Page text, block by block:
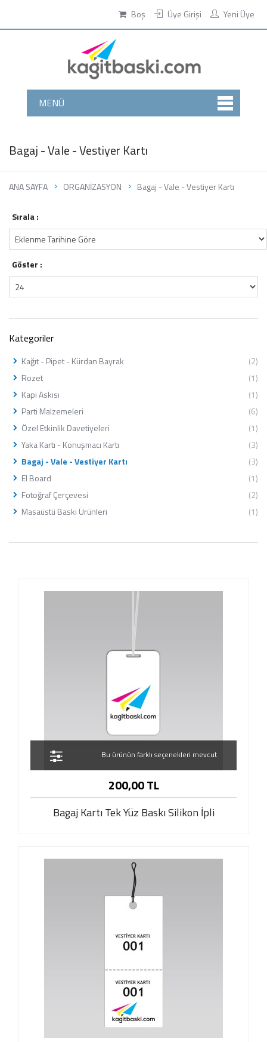
Boş Üye Girişi Yeni Üye
MENÜ
Bagaj - Vale - Vestiyer Kartı
ANA SAYFA ORGANİZASYON Bagaj - Vale - Vestiyer Kartı
Sırala :
Göster :
Kategoriler
Kağıt - Pipet - Kürdan Bayrak
(2)
Rozet
(1)
Kapı Askısı
(1)
Parti Malzemeleri
(6)
Özel Etkinlik Davetiyeleri
(1)
Yaka Kartı - Konuşmacı Kartı
(3)
Bagaj - Vale - Vestiyer Kartı
(3)
El Board
(1)
Fotoğraf Çerçevesi
(2)
Masaüstü Baskı Ürünleri
(1)
Bu ürünün farklı seçenekleri mevcut
200,00 TL
Bagaj Kartı Tek Yüz Baskı Silikon İpli